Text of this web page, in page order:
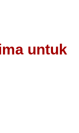
untuk